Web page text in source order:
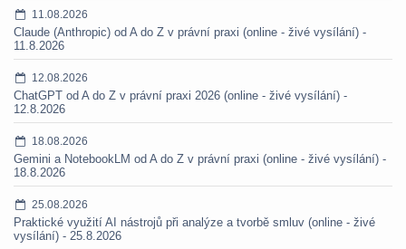
11.08.2026
Claude (Anthropic) od A do Z v právní praxi (online - živé vysílání) -
11.8.2026
12.08.2026
ChatGPT od A do Z v právní praxi 2026 (online - živé vysílání) -
12.8.2026
18.08.2026
Gemini a NotebookLM od A do Z v právní praxi (online - živé vysílání) -
18.8.2026
25.08.2026
Praktické využití AI nástrojů při analýze a tvorbě smluv (online - živé
vysílání) - 25.8.2026